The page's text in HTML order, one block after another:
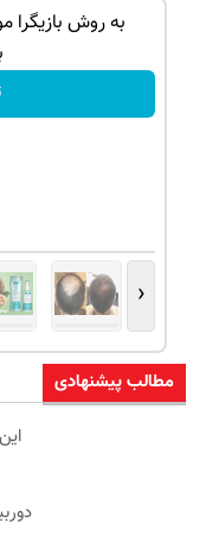
به روش
‹
مطالب پیشنهادی